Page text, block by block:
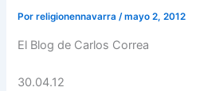
Porreligionennavarra/mayo 2, 2012
El Blog de Carlos Correa
30.04.12